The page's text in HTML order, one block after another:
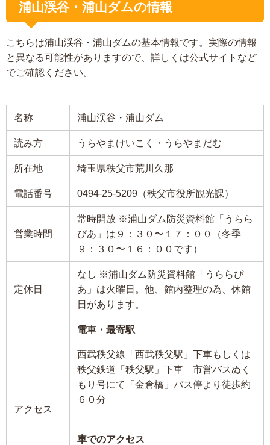
浦山渓谷・浦山ダムの情報
こちらは浦山渓谷・浦山ダムの基本情報です。実際の情報
と異なる可能性がありますので、詳しくは公式サイトなど
でご確認ください。
名称 浦山渓谷・浦山ダム
読み方 うらやまけいこく・うらやまだむ
所在地 埼玉県秩父市荒川久那
電話番号 0494-25-5209（秩父市役所観光課）
営業時間
常時開放 ※浦山ダム防災資料館「うらら
ぴあ」は９：３０〜１７：００（冬季
９：３０〜１６：００です）
定休日
なし ※浦山ダム防災資料館「うららぴ
あ」は火曜日。他、館内整理の為、休館
日があります。
アクセス
電車・最寄駅
西武秩父線「西武秩父駅」下車もしくは
秩父鉄道「秩父駅」下車 市営バスぬく
もり号にて「金倉橋」バス停より徒歩約
６０分
車でのアクセス